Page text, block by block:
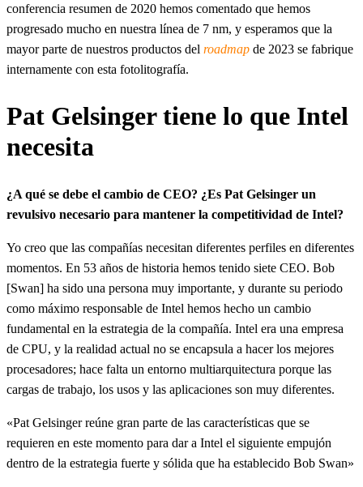
conferencia resumen de 2020 hemos comentado que hemos
progresado mucho en nuestra línea de 7 nm, y esperamos que la
mayor parte de nuestros productos del roadmap de 2023 se fabrique
internamente con esta fotolitografía.
Pat Gelsinger tiene lo que Intel
necesita
¿A qué se debe el cambio de CEO? ¿Es Pat Gelsinger un
revulsivo necesario para mantener la competitividad de Intel?
Yo creo que las compañías necesitan diferentes perfiles en diferentes
momentos. En 53 años de historia hemos tenido siete CEO. Bob
[Swan] ha sido una persona muy importante, y durante su periodo
como máximo responsable de Intel hemos hecho un cambio
fundamental en la estrategia de la compañía. Intel era una empresa
de CPU, y la realidad actual no se encapsula a hacer los mejores
procesadores; hace falta un entorno multiarquitectura porque las
cargas de trabajo, los usos y las aplicaciones son muy diferentes.
«Pat Gelsinger reúne gran parte de las características que se
requieren en este momento para dar a Intel el siguiente empujón
dentro de la estrategia fuerte y sólida que ha establecido Bob Swan»